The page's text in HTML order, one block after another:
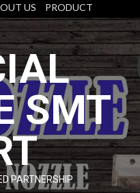
US PRODUCT
SMT
PARTNERSHIP